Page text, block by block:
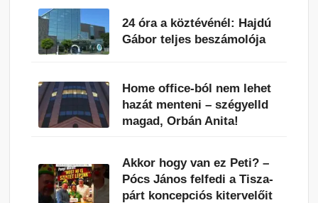
24 óra a köztévénél: Hajdú
Gábor teljes beszámolója
Home office-ból nem lehet
hazát menteni – szégyelld
magad, Orbán Anita!
Akkor hogy van ez Peti? –
Pócs János felfedi a Tisza-
párt koncepciós kitervelőit